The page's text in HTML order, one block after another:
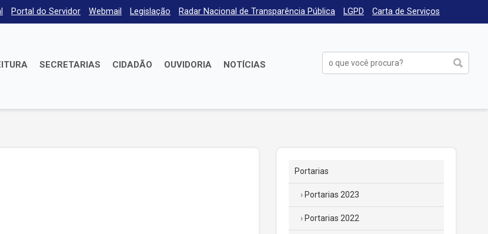
Portal do Servidor Webmail Legislação Radar Nacional de Transparência Pública LGPD Carta de Serviços
SECRETARIAS CIDADÃO OUVIDORIA NOTÍCIAS
Portarias
Portarias 2023
Portarias 2022